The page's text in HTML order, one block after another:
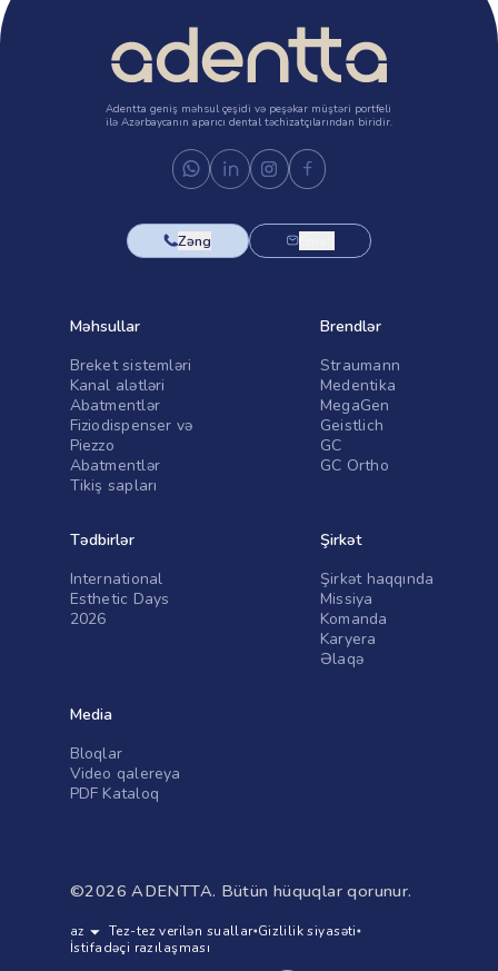
Adentta geniş məhsul çeşidi və peşəkar müştəri portfeli
ilə Azərbaycanın aparıcı dental təchizatçılarından biridir.
Zəng
Məhsullar
Breket sistemləri
Kanal alətləri
Abatmentlər
Fiziodispenser və
Piezzo
Abatmentlər
Tikiş sapları
Brendlər
Straumann
Medentika
MegaGen
Geistlich
GC
GC Ortho
Tədbirlər
International
Esthetic Days
2026
Şirkət
Şirkət haqqında
Missiya
Komanda
Karyera
Əlaqə
Media
Bloqlar
Video qalereya
PDF Kataloq
©2026 ADENTTA. Bütün hüquqlar qorunur.
Tez-tez verilən suallar Gizlilik siyasəti
İstifadəçi razılaşması